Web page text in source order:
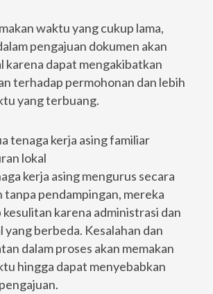
waktu yang cukup lama,
pengajuan dokumen akan
karena dapat mengakibatkan
terhadap permohonan dan lebih
yang terbuang.
tenaga kerja asing familiar
lokal
kerja asing mengurus secara
tanpa pendampingan, mereka
kesulitan karena administrasi dan
yang berbeda. Kesalahan dan
dalam proses akan memakan
hingga dapat menyebabkan